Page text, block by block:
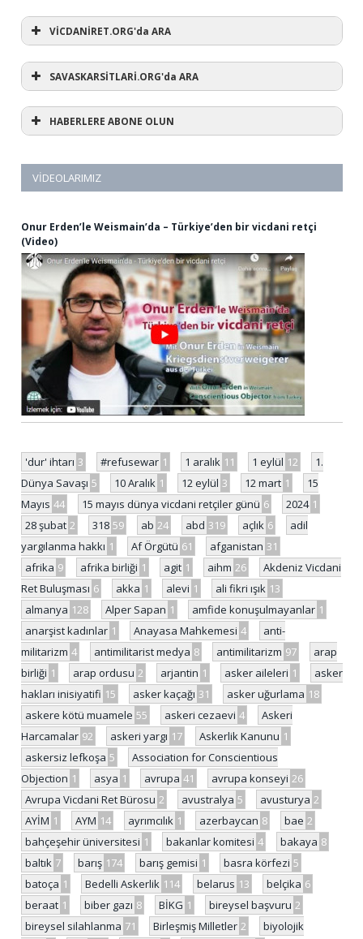
VİCDANİRET.ORG'da ARA
SAVASKARSİTLARİ.ORG'da ARA
HABERLERE ABONE OLUN
VIDEOLARIMIZ
Onur Erden’le Weismain’da – Türkiye’den bir vicdani retçi
(Video)
'dur' ihtarı 3 #refusewar 1 1 aralık 11 1 eylül 12
1.
Dünya Savaşı 5 10 Aralık 1 12 eylül 3 12 mart 1
15
Mayıs 44 15 mayıs dünya vicdani retçiler günü 6 2024 1
28 şubat 2 318 59 ab 24 abd 319 açlık 6
adil
yargılanma hakkı 1 Af Örgütü 61 afganistan 31
afrika 9 afrika birliği 1 agit 1 aihm 26
Akdeniz Vicdani
Ret Buluşması 6 akka 1 alevi 1 ali fikri ışık 13
almanya 128 Alper Sapan 1 amfide konuşulmayanlar 1
anarşist kadınlar 1 Anayasa Mahkemesi 4
anti-
militarizm 4 antimilitarist medya 8 antimilitarizm 97
arap
birliği 1 arap ordusu 2 arjantin 1 asker aileleri 1
asker
hakları inisiyatifi 15 asker kaçağı 31 asker uğurlama 18
askere kötü muamele 55 askeri cezaevi 4
Askeri
Harcamalar 92 askeri yargı 17 Askerlik Kanunu 1
askersiz lefkoşa 5
Association for Conscientious
Objection 1 asya 1 avrupa 41 avrupa konseyi 26
Avrupa Vicdani Ret Bürosu 2 avustralya 5 avusturya 2
AYİM 1 AYM 14 ayrımcılık 1 azerbaycan 8 bae 2
bahçeşehir üniversitesi 1 bakanlar komitesi 4 bakaya 8
baltık 7 barış 174 barış gemisi 1 basra körfezi 5
batoça 1 Bedelli Askerlik 114 belarus 13 belçika 6
beraat 1 biber gazı 8 BİKG 1 bireysel başvuru 2
bireysel silahlanma 71 Birleşmiş Milletler 2
biyolojik